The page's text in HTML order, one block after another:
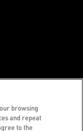
browsing
and repeat
to the